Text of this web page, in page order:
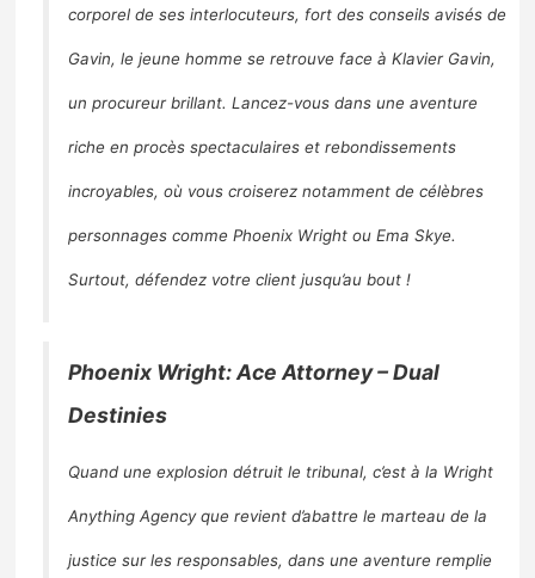
corporel de ses interlocuteurs, fort des conseils avisés de
Gavin, le jeune homme se retrouve face à Klavier Gavin,
un procureur brillant. Lancez-vous dans une aventure
riche en procès spectaculaires et rebondissements
incroyables, où vous croiserez notamment de célèbres
personnages comme Phoenix Wright ou Ema Skye.
Surtout, défendez votre client jusqu’au bout !
Phoenix Wright: Ace Attorney – Dual
Destinies
Quand une explosion détruit le tribunal, c’est à la Wright
Anything Agency que revient d’abattre le marteau de la
justice sur les responsables, dans une aventure remplie